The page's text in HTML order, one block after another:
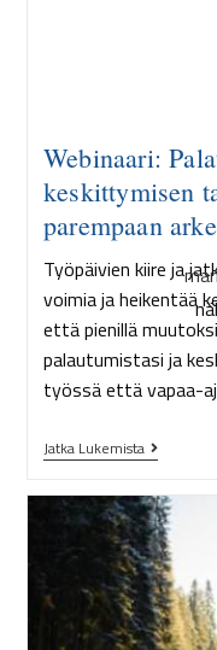
Webinaari:
keskittymisen
parempaan
Työpäivien kiire ja
voimia ja heikentää
että pienillä
palautumistasi ja
työssä että vapaa-
Jatka Lukemista